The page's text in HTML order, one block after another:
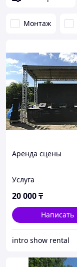
Монтаж
Аренда сцены
Услуга
20 000₸
Написать
intro show rental